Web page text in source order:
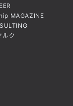
MAGAZINE
ルク